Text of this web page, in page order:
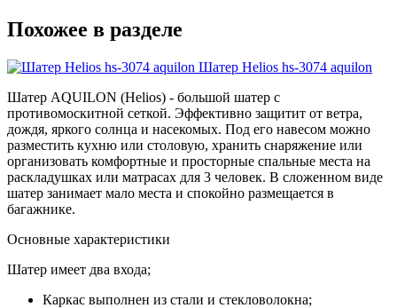
Похожее в разделе
Шатер Helios hs-3074 aquilon
Шатер AQUILON (Helios) - большой шатер с
противомоскитной сеткой. Эффективно защитит от ветра,
дождя, яркого солнца и насекомых. Под его навесом можно
разместить кухню или столовую, хранить снаряжение или
организовать комфортные и просторные спальные места на
раскладушках или матрасах для 3 человек. В сложенном виде
шатер занимает мало места и спокойно размещается в
багажнике.
Основные характеристики
Шатер имеет два входа;
Каркас выполнен из стали и стекловолокна;